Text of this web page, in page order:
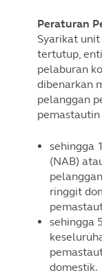
Peraturan
Syarikat
tertutup,
pelaburan
dibenarkan
pelanggan
sehingga
(NAB)
ringgit
sehingga
domestik.